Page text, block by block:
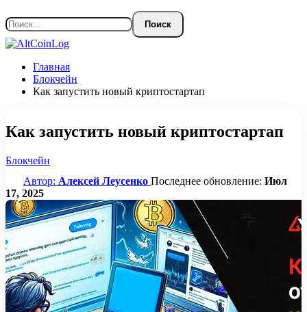
Главная
Блокчейн
Как запустить новый криптостартап
Как запустить новый криптостартап
Блокчейн
Автор: Алексей Леусенко Последнее обновление: Июл
17, 2025